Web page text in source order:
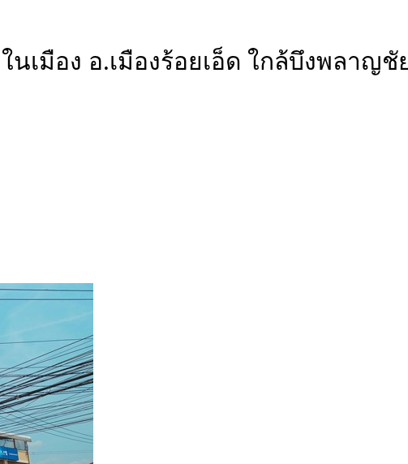
มือง อ.เมืองร้อยเอ็ด ใกล้บึงพลาญ